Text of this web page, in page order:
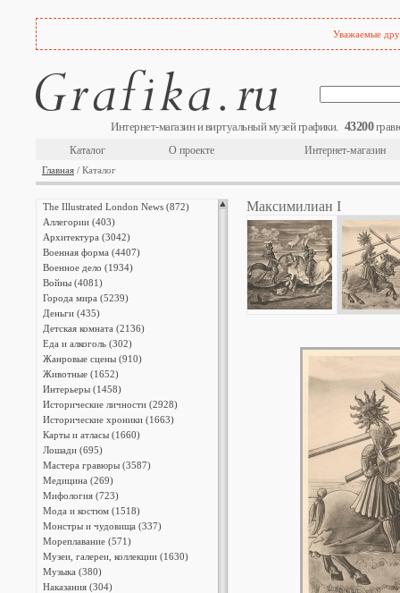
Уважаемые
Интернет-магазин и виртуальный музей графики. 43200
Каталог О проекте Интернет-магазин
Главная / Каталог
The Illustrated London News (872)
Аллегории (403)
Архитектура (3042)
Военная форма (4407)
Военное дело (1934)
Войны (4081)
Города мира (5239)
Деньги (435)
Детская комната (2136)
Еда и алкоголь (302)
Жанровые сцены (910)
Животные (1652)
Интерьеры (1458)
Исторические личности (2928)
Исторические хроники (1663)
Карты и атласы (1660)
Лошади (695)
Мастера гравюры (3587)
Медицина (269)
Мифология (723)
Мода и костюм (1518)
Монстры и чудовища (337)
Мореплавание (571)
Музеи, галереи, коллекции (1630)
Музыка (380)
Наказания (304)
Максимилиан I